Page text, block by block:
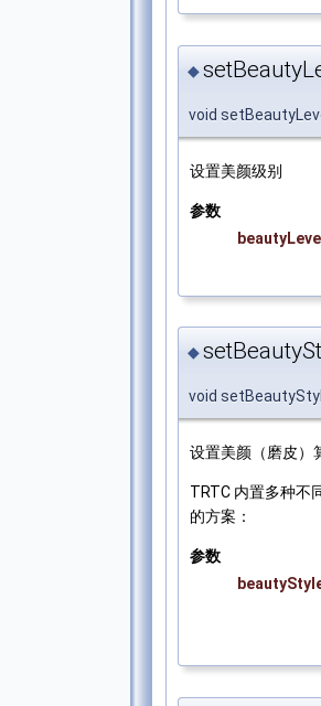
◆
void
设置美颜级别
参数
◆
void
设置美颜（磨皮）
TRTC 内置多种不
的方案：
参数